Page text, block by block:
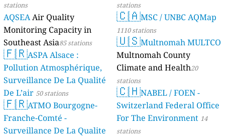
stations
AQSEAAir Quality
Monitoring Capacity in
Southeast Asia85 stations
🇫🇷ASPA Alsace :
Pollution Atmosphérique,
Surveillance De La Qualité
De L’air 50 stations
🇫🇷ATMO Bourgogne-
Franche-Comté -
Surveillance De La Qualite
stations
🇨🇦MSC / UNBC AQMap
1110 stations
🇺🇸Multnomah MULTCO
Multnomah County
Climate and Health20
stations
🇨🇭NABEL / FOEN -
Switzerland Federal Office
For The Environment 14
stations